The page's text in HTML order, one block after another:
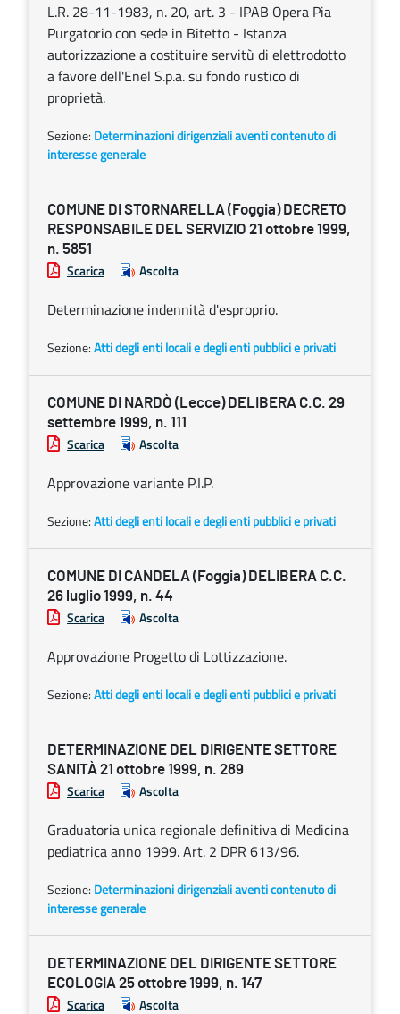
L.R. 28-11-1983, n. 20, art. 3 - IPAB Opera Pia
Purgatorio con sede in Bitetto - Istanza
autorizzazione a costituire servitù di elettrodotto
a favore dell'Enel S.p.a. su fondo rustico di
proprietà.
Sezione: Determinazioni dirigenziali aventi contenuto di
interesse generale
COMUNE DI STORNARELLA (Foggia) DECRETO
RESPONSABILE DEL SERVIZIO 21 ottobre 1999,
n. 5851
Scarica Ascolta
Determinazione indennità d'esproprio.
Sezione:Atti degli enti locali e degli enti pubblici e privati
COMUNE DI NARDÒ (Lecce) DELIBERA C.C. 29
settembre 1999, n. 111
Scarica Ascolta
Approvazione variante P.I.P.
Sezione:Atti degli enti locali e degli enti pubblici e privati
COMUNE DI CANDELA (Foggia) DELIBERA C.C.
26 luglio 1999, n. 44
Scarica Ascolta
Approvazione Progetto di Lottizzazione.
Sezione:Atti degli enti locali e degli enti pubblici e privati
DETERMINAZIONE DEL DIRIGENTE SETTORE
SANITÀ 21 ottobre 1999, n. 289
Scarica Ascolta
Graduatoria unica regionale definitiva di Medicina
pediatrica anno 1999. Art. 2 DPR 613/96.
Sezione: Determinazioni dirigenziali aventi contenuto di
interesse generale
DETERMINAZIONE DEL DIRIGENTE SETTORE
ECOLOGIA 25 ottobre 1999, n. 147
Scarica Ascolta